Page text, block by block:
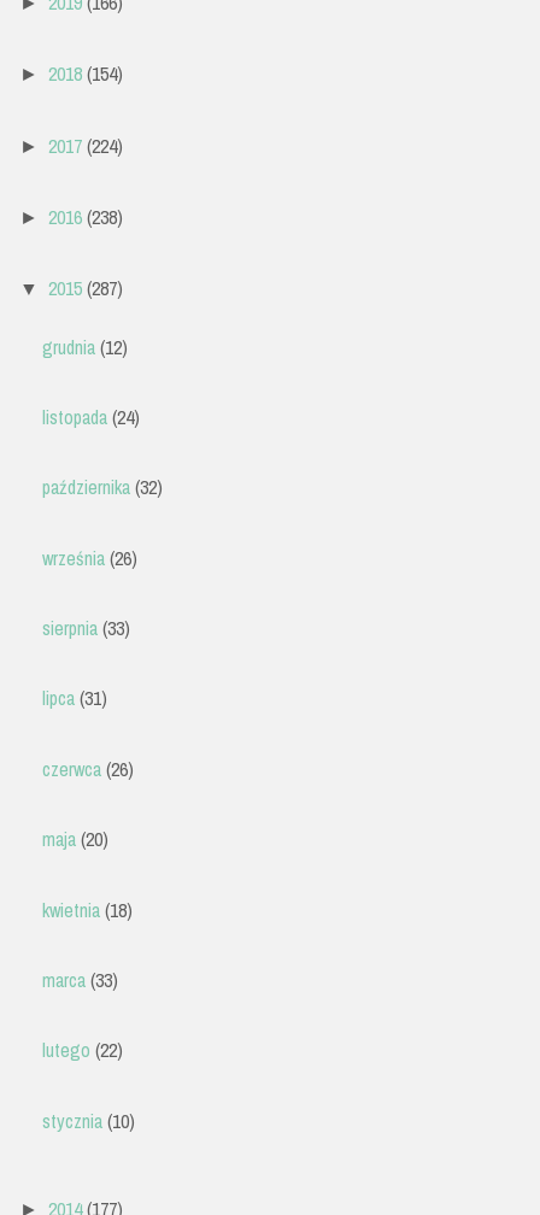
► 2018(154)
► 2017(224)
► 2016(238)
▼ 2015(287)
grudnia(12)
listopada(24)
października(32)
września(26)
sierpnia(33)
lipca(31)
czerwca(26)
maja(20)
kwietnia(18)
marca(33)
lutego (22)
stycznia(10)
► 2014(177)